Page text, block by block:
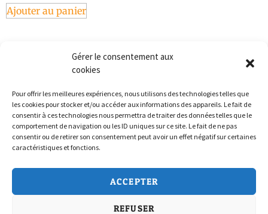
Gérer le consentement aux
cookies
Pour offrir les meilleures expériences, nous utilisons des technologies telles que
les cookies pour stocker et/ou accéder aux informations des appareils. Le fait de
consentir à ces technologies nous permettra de traiter des données telles que le
comportement de navigation ou les ID uniques sur ce site. Le fait de ne pas
consentir ou de retirer son consentement peut avoir un effet négatif sur certaines
caractéristiques et fonctions.
ACCEPTER
REFUSER
Ajouter au panier
Politique de confidentialité
Conditions Générales de Vente
Politique de cookies (UE)